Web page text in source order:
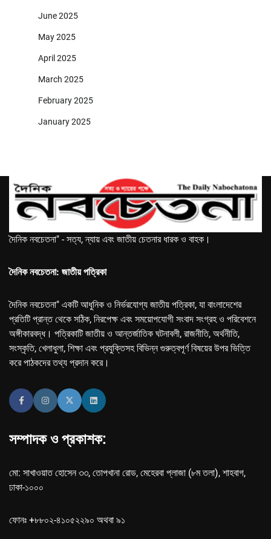
June 2025
May 2025
April 2025
March 2025
February 2025
January 2025
দৈনিক নবচেতনা" - সত্য, ন্যায় এবং জাতীয় চেতনার ধারক ও বাহক।
দৈনিক নবচেতনা: জাতীয় পত্রিকা
দৈনিক নবচেতনা" একটি আধুনিক ও নির্ভরযোগ্য জাতীয় পত্রিকা, যা বাংলাদেশের
প্রতিটি প্রান্ত থেকে সঠিক, নিরপেক্ষ এবং সময়োপযোগী সংবাদ সংগ্রহ ও পরিবেশনে
অঙ্গীকারবদ্ধ। পত্রিকাটি জাতীয় ও আন্তর্জাতিক ঘটনাবলী, রাজনীতি, অর্থনীতি,
সংস্কৃতি, খেলাধুলা, শিক্ষা এবং প্রযুক্তিসহ বিভিন্ন গুরুত্বপূর্ণ বিষয়ের উপর ভিত্তি
করে পাঠকদের তথ্য প্রদান করে।
সম্পাদক ও প্রকাশক:
মো: সাখাওয়াত হোসেন ৩৩, তোপখানা রোড, মেহেরবা প্লাজা (৮ম তলা), শাহবাগ,
ঢাকা-১০০০
ফোনঃ +৮৮০২-৪১০৫২২৯০ অথবা ৯১